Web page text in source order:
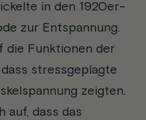
in den 1920er-
zur Entspannung.
die Funktionen der
stressgeplagte
zeigten.
auf, dass das